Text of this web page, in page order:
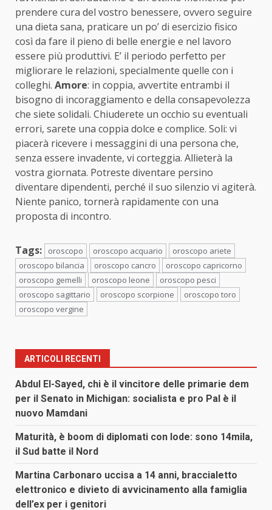
prendere cura del vostro benessere, ovvero seguire
una dieta sana, praticare un po’ di esercizio fisico
così da fare il pieno di belle energie e nel lavoro
essere più produttivi. E’ il periodo perfetto per
migliorare le relazioni, specialmente quelle con i
colleghi. Amore: in coppia, avvertite entrambi il
bisogno di incoraggiamento e della consapevolezza
che siete solidali. Chiuderete un occhio su eventuali
errori, sarete una coppia dolce e complice. Soli: vi
piacerà ricevere i messaggini di una persona che,
senza essere invadente, vi corteggia. Allieterà la
vostra giornata. Potreste diventare persino
diventare dipendenti, perché il suo silenzio vi agiterà.
Niente panico, tornerà rapidamente con una
proposta di incontro.
Tags: oroscopo oroscopo acquario
oroscopo ariete
oroscopo bilancia
oroscopo cancro
oroscopo capricorno
oroscopo gemelli
oroscopo leone
oroscopo pesci
oroscopo sagittario
oroscopo scorpione
oroscopo toro
oroscopo vergine
ARTICOLI RECENTI
Abdul El-Sayed, chi è il vincitore delle primarie dem
per il Senato in Michigan: socialista e pro Pal è il
nuovo Mamdani
Maturità, è boom di diplomati con lode: sono 14mila,
il Sud batte il Nord
Martina Carbonaro uccisa a 14 anni, braccialetto
elettronico e divieto di avvicinamento alla famiglia
dell’ex per i genitori